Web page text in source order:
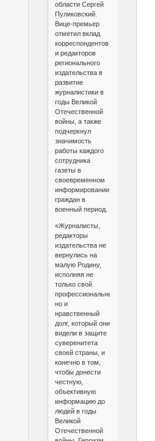
области Сергей
Пуликовский.
Вице-премьер
отметил вклад
корреспондентов
и редакторов
регионального
издательства в
развитие
журналистики в
годы Великой
Отечественной
войны, а также
подчеркнул
значимость
работы каждого
сотрудника
газеты в
своевременном
информировании
граждан в
военный период.
«Журналисты,
редакторы
издательства не
вернулись на
малую Родину,
исполняя не
только свой
профессиональный,
но и
нравственный
долг, который они
видели в защите
суверенитета
своей страны, и
конечно в том,
чтобы донести
честную,
объективную
информацию до
людей в годы
Великой
Отечественной